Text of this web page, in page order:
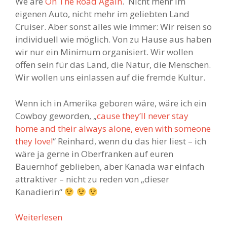
eigenen Auto, nicht mehr im geliebten Land
Cruiser. Aber sonst alles wie immer: Wir reisen so
individuell wie möglich. Von zu Hause aus haben
wir nur ein Minimum organisiert. Wir wollen
offen sein für das Land, die Natur, die Menschen.
Wir wollen uns einlassen auf die fremde Kultur.
Wenn ich in Amerika geboren wäre, wäre ich ein
Cowboy geworden, „cause they’ll never stay
home and their always alone, even with someone
they love!“ Reinhard, wenn du das hier liest – ich
wäre ja gerne in Oberfranken auf euren
Bauernhof geblieben, aber Kanada war einfach
attraktiver – nicht zu reden von „dieser
Kanadierin“
Weiterlesen